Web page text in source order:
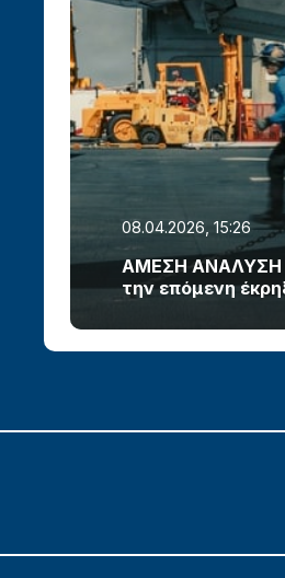
08.04.2026, 15:26
ΑΜΕΣΗ ΑΝΑΛΥΣΗ –
την επόμενη